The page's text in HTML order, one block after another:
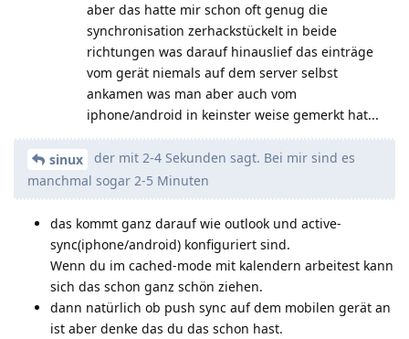
aber das hatte mir schon oft genug die
synchronisation zerhackstückelt in beide
richtungen was darauf hinauslief das einträge
vom gerät niemals auf dem server selbst
ankamen was man aber auch vom
iphone/android in keinster weise gemerkt hat...
sinux
der mit 2-4 Sekunden sagt. Bei mir sind es
manchmal sogar 2-5 Minuten
das kommt ganz darauf wie outlook und active-
sync(iphone/android) konfiguriert sind.
Wenn du im cached-mode mit kalendern arbeitest kann
sich das schon ganz schön ziehen.
dann natürlich ob push sync auf dem mobilen gerät an
ist aber denke das du das schon hast.